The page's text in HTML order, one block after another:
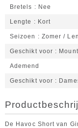
Bretels Nee
Lengte Kort
Seizoen Zomer /
Geschikt voor
Ademend
Geschikt voor
De Havoc Short van